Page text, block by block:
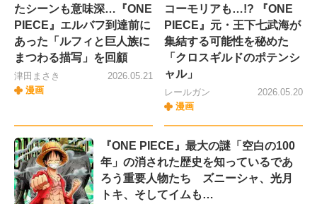
たシーンも意味深…『ONE
PIECE』エルバフ到達前に
あった「ルフィと巨人族に
まつわる描写」を回顧
津田まさき
漫画
2026.05.21
コーモリアも…!? 『ONE
PIECE』元・王下七武海が
集結する可能性を秘めた
「クロスギルドのポテンシ
ャル」
レールガン
漫画
2026.05.20
『ONE PIECE』最大の謎「空白の100
年」の消された歴史を知っているであ
ろう重要人物たち ズニーシャ、光月
トキ、そしてイムも…